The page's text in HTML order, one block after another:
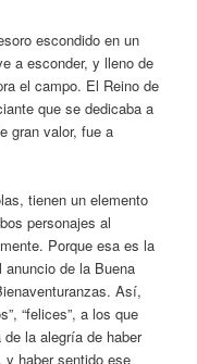
escondido en un
a esconder, y lleno de
el campo. El Reino de
que se dedicaba a
gran valor, fue a
tienen un elemento
personajes al
Porque esa es la
de la Buena
Así,
“felices”, a los que
la alegría de haber
y haber sentido ese